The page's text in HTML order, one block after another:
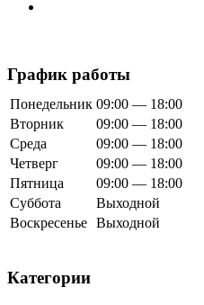
График работы
Понедельник 09:00 — 18:00
Вторник
09:00 — 18:00
Среда
09:00 — 18:00
Четверг
09:00 — 18:00
Пятница
09:00 — 18:00
Суббота
Выходной
Воскресенье Выходной
Категории